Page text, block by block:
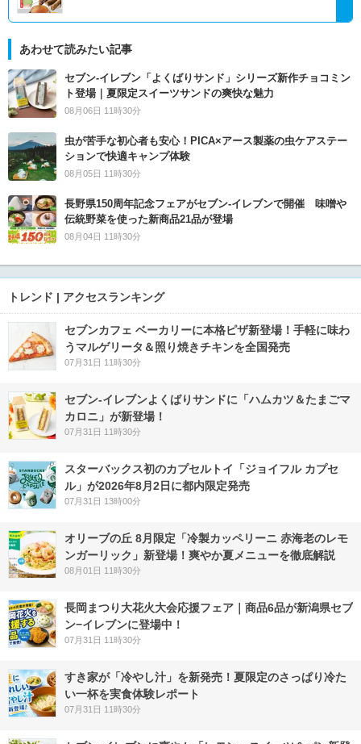
あわせて読みたい記事
セブン‐イレブン「よくばりサンド」シリーズ新作チョコミン
ト登場｜夏限定スイーツサンドの爽快な魅力
08月06日 11時30分
虫が苦手な初心者も安心！PICA×アース製薬の虫ケアステー
ションで快適キャンプ体験
08月05日 11時30分
長野県150周年記念フェアがセブン-イレブンで開催 味噌や
伝統野菜を使った新商品21品が登場
08月04日 11時30分
トレンド | アクセスランキング
セブンカフェ ベーカリーに本格ピザ新登場！手軽に味わ
うマルゲリータ＆照り焼きチキンを全国発売
07月31日 11時30分
セブン‐イレブンよくばりサンドに「ハムカツ＆たまごマ
カロニ」が新登場！
07月31日 11時30分
スターバックス初のカプセルトイ「ジョイフル カプセ
ル」が2026年8月2日に都内限定発売
07月31日 13時00分
オリーブの丘 8月限定「冷製カッペリーニ 赤海老のレモ
ンガーリック」新登場！爽やか夏メニューを徹底解説
08月01日 11時30分
長岡まつり大花火大会応援フェア｜商品6品が新潟県セブ
ン−イレブンに登場中！
07月31日 11時30分
すき家が「冷やし汁」を新発売！夏限定のさっぱり冷た
い一杯を実食体験レポート
07月31日 11時30分